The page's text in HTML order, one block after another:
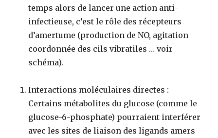
temps alors de lancer une action anti-
infectieuse, c’est le rôle des récepteurs
d’amertume (production de NO, agitation
coordonnée des cils vibratiles … voir
schéma).
Interactions moléculaires directes :
Certains métabolites du glucose (comme le
glucose-6-phosphate) pourraient interférer
avec les sites de liaison des ligands amers